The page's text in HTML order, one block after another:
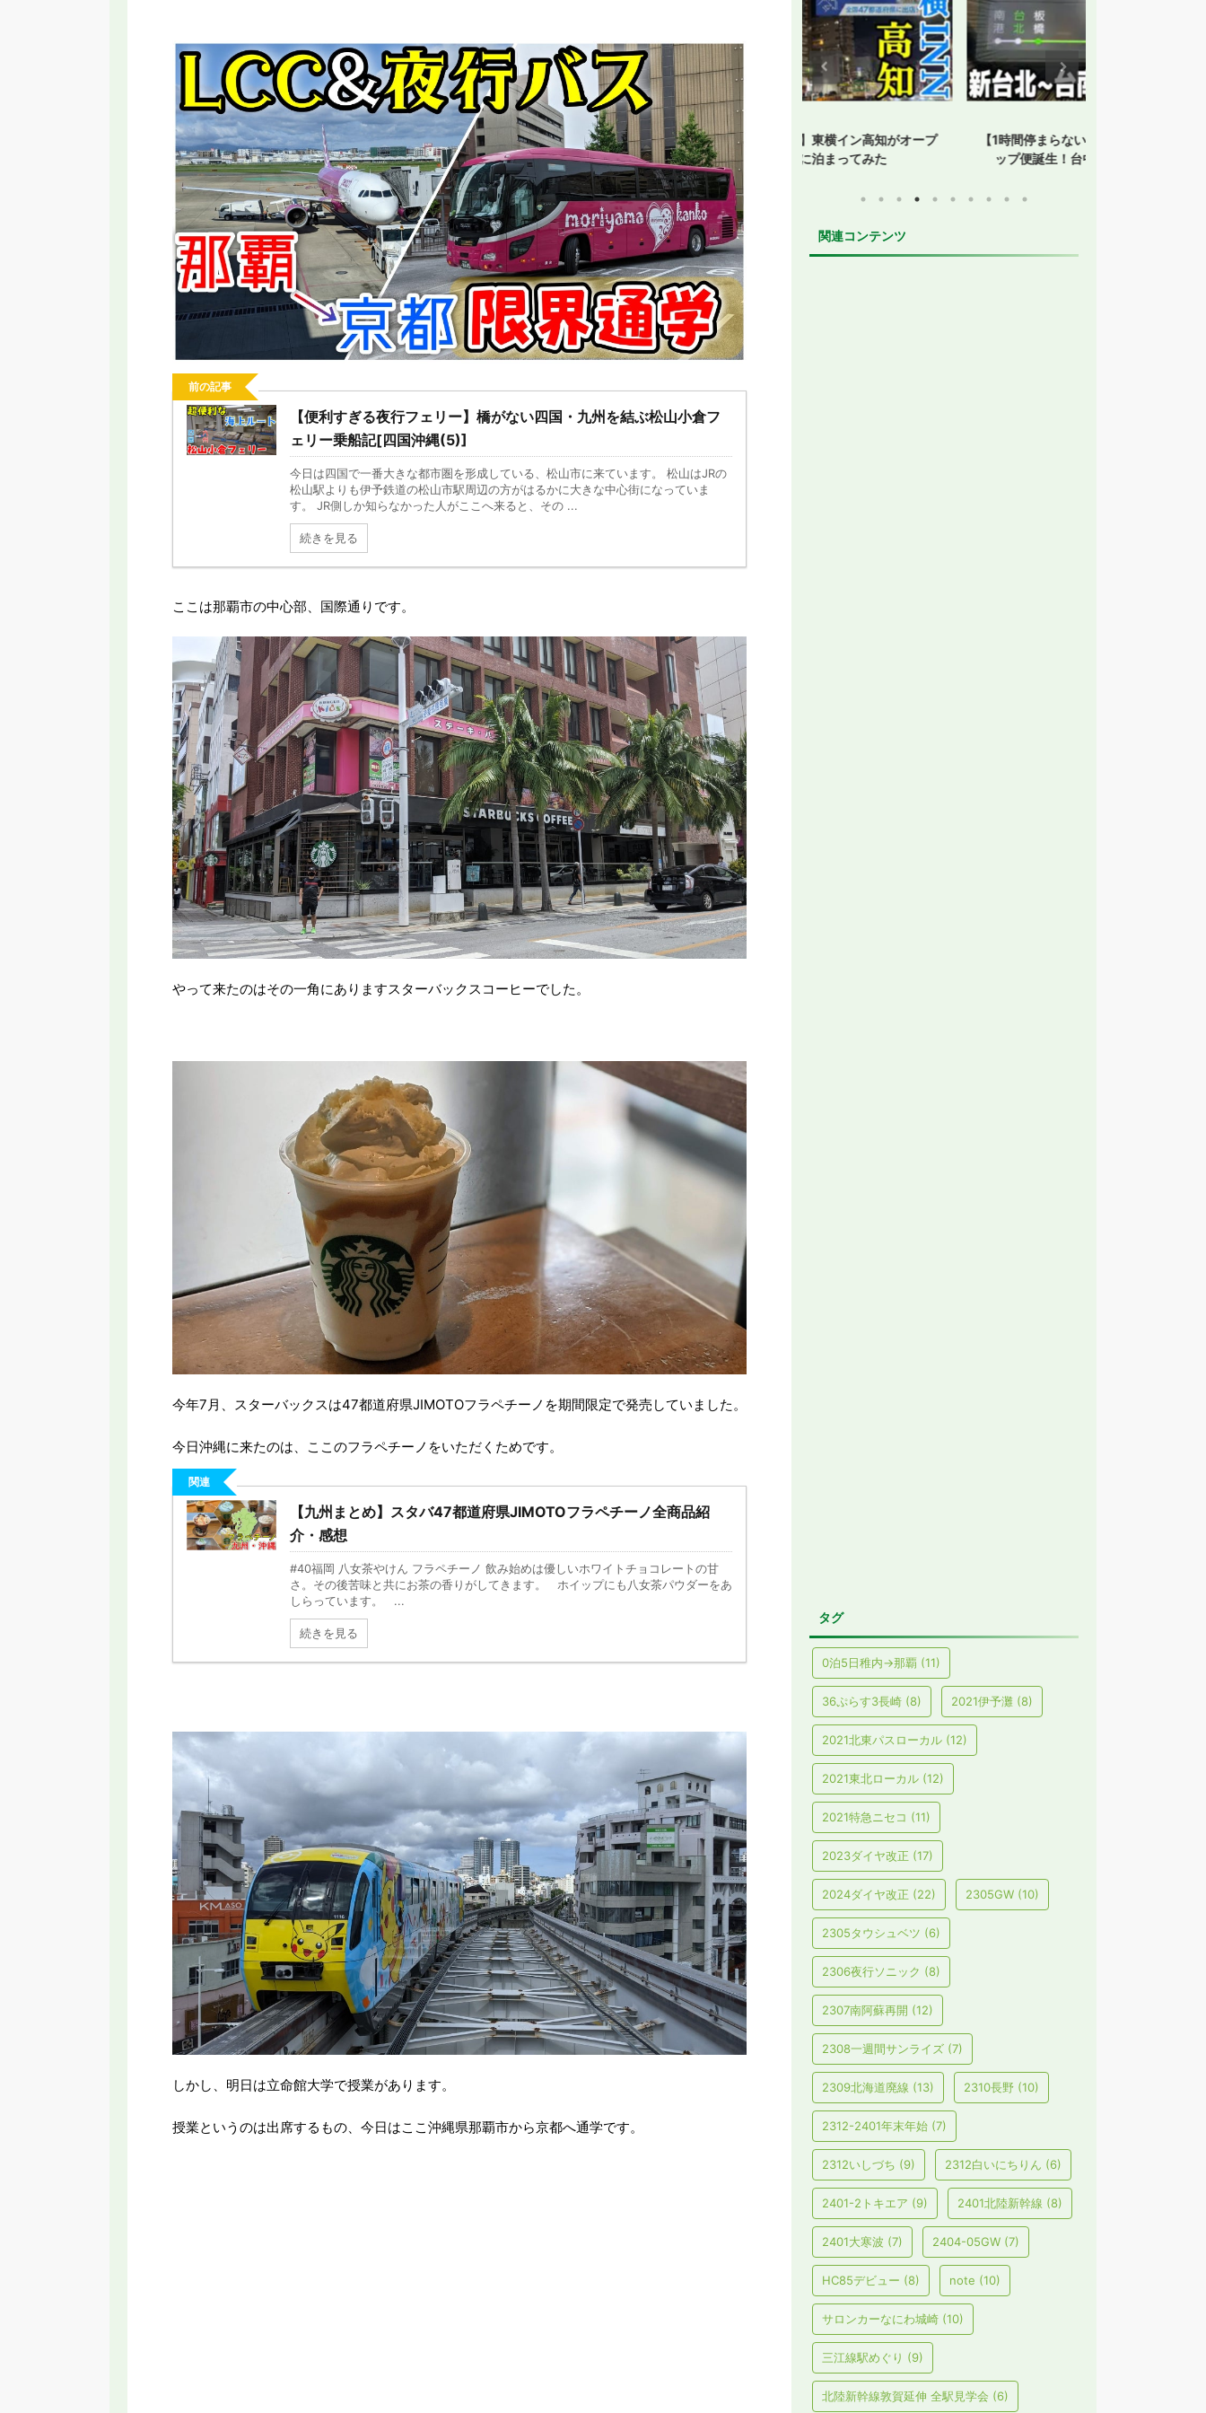
前の記事
【便利すぎる夜行フェリー】橋がない四国・九州を結ぶ松山小倉フ
ェリー乗船記[四国沖縄(5)]
今日は四国で一番大きな都市圏を形成している、松山市に来ています。 松山はJRの
松山駅よりも伊予鉄道の松山市駅周辺の方がはるかに大きな中心街になっていま
す。 JR側しか知らなかった人がここへ来ると、その ...
続きを見る
ここは那覇市の中心部、国際通りです。
やって来たのはその一角にありますスターバックスコーヒーでした。
今年7月、スターバックスは47都道府県JIMOTOフラペチーノを期間限定で発売していました。
今日沖縄に来たのは、ここのフラペチーノをいただくためです。
関連
【九州まとめ】スタバ47都道府県JIMOTOフラペチーノ全商品紹
介・感想
#40福岡 八女茶やけん フラペチーノ 飲み始めは優しいホワイトチョコレートの甘
さ。その後苦味と共にお茶の香りがしてきます。 ホイップにも八女茶パウダーをあ
しらっています。 ...
続きを見る
しかし、明日は立命館大学で授業があります。
授業というのは出席するもの、今日はここ沖縄県那覇市から京都へ通学です。
】名古屋に変な乗り物誕生！いらない
と言われる新交通システムの理由
【2026年新駅】手柄山平和公園駅を見に行
ってみた！姫路モノレールの終着駅
【全都道府県制覇】東横イン高知がオープ
ン！初日に泊まってみた
【1時間停まらない】台湾新幹線にノンスト
ップ便誕生！台中通過便に乗ってみた
関連コンテンツ
タグ
0泊5日稚内→那覇 (11)
36ぷらす3長崎 (8) 2021伊予灘 (8)
2021北東パスローカル (12)
2021東北ローカル (12)
2021特急ニセコ (11)
2023ダイヤ改正 (17)
2024ダイヤ改正 (22) 2305GW (10)
2305タウシュベツ (6)
2306夜行ソニック (8)
2307南阿蘇再開 (12)
2308一週間サンライズ (7)
2309北海道廃線 (13) 2310長野 (10)
2312-2401年末年始 (7)
2312いしづち (9) 2312白いにちりん (6)
2401-2トキエア (9) 2401北陸新幹線 (8)
2401大寒波 (7) 2404-05GW (7)
HC85デビュー (8) note (10)
サロンカーなにわ城崎 (10)
三江線駅めぐり (9)
北陸新幹線敦賀延伸 全駅見学会 (6)